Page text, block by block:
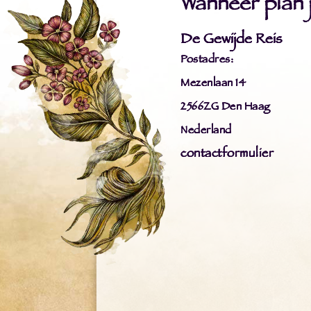
De Gewijde Reis
Postadres:
Mezenlaan 14
2566ZG Den Haag
Nederland
contactformulier